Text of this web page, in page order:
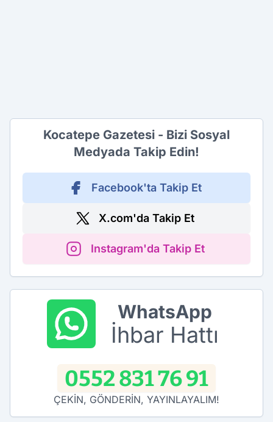
Kocatepe Gazetesi - Bizi Sosyal
Medyada Takip Edin!
Facebook'ta Takip Et
X.com'da Takip Et
Instagram'da Takip Et
WhatsApp
İhbar Hattı
0552 831 76 91
ÇEKİN, GÖNDERİN, YAYINLAYALIM!